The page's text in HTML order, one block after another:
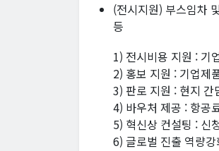
(전시지원) 부스임차
등
1) 전시비용 지원 : 기
2) 홍보 지원 : 기업제
3) 판로 지원 : 현지 간
4) 바우처 제공 : 항공
5) 혁신상 컨설팅 : 신
6) 글로벌 진출 역량